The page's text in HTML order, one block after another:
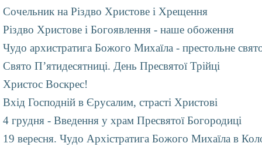
Сочельник на Різдво Христове і Хрещення
Різдво Христове і Богоявлення - наше обоження
Чудо архистратига Божого Михаїла - престольне
Свято П’ятидесятниці. День Пресвятої Трійці
Христос Воскрес!
Вхід Господній в Єрусалим, страсті Христові
4 грудня - Введення у храм Пресвятої Богородиці
19 вересня. Чудо Архістратига Божого Михаїла в